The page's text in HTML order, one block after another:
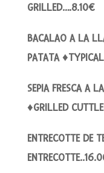
GRILLED….8.10€
BACALAO A LA
PATATA
SEPIA FRESCA A
♦GRILLED
ENTRECOTTE DE